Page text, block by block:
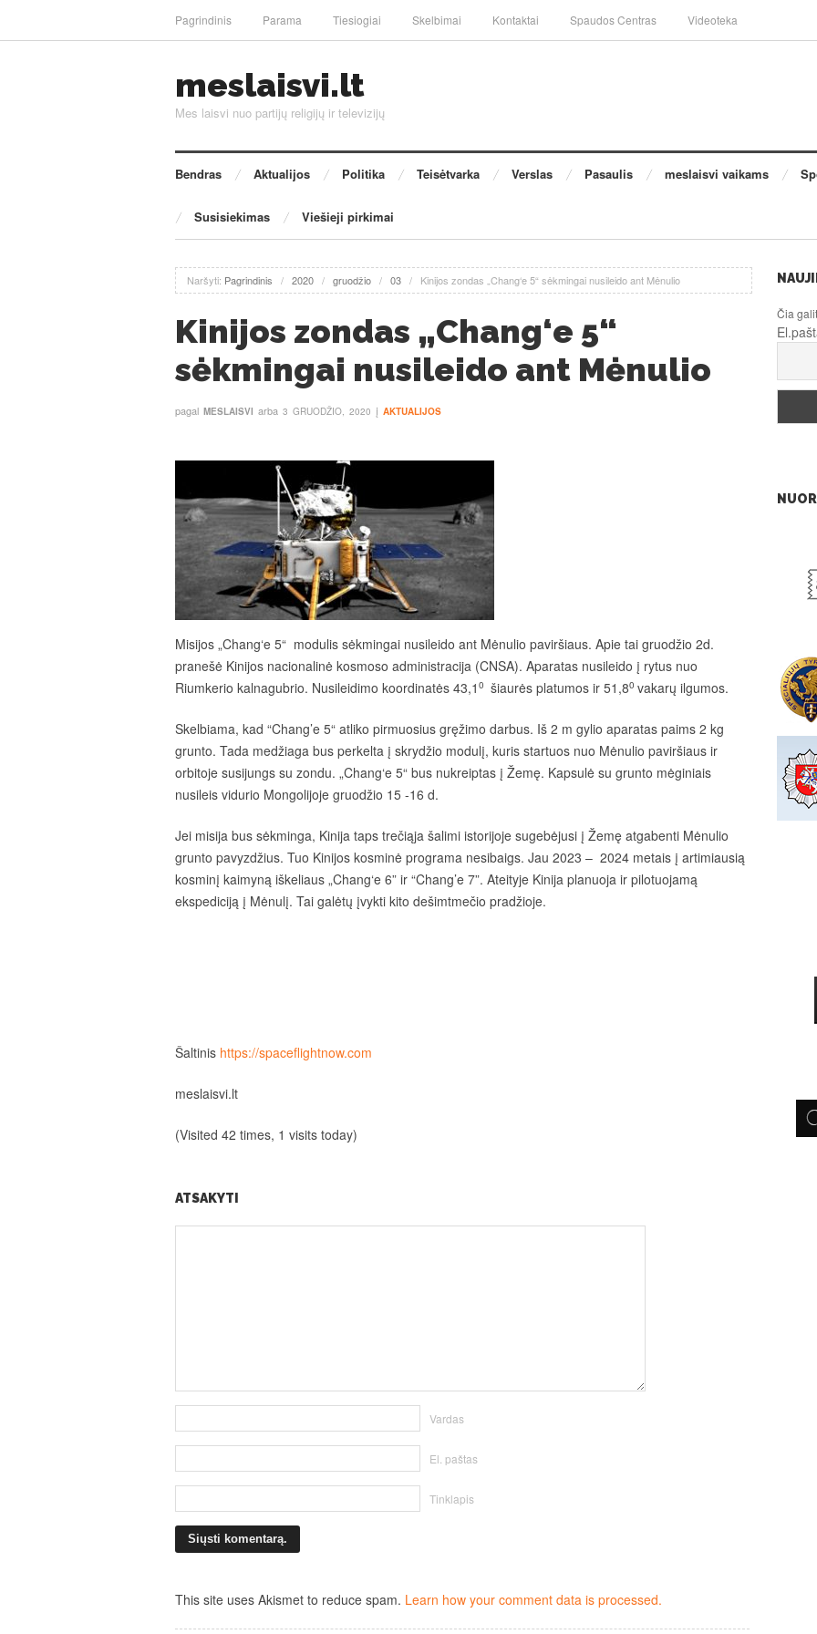
Pagrindinis Parama Tiesiogiai Skelbimai Kontaktai Spaudos Centras Videoteka
meslaisvi.lt
Mes laisvi nuo partijų religijų ir televizijų
Bendras Aktualijos Politika Teisėtvarka Verslas Pasaulis meslaisvi vaikams
Susisiekimas Viešieji pirkimai
Naršyti: Pagrindinis / 2020 / gruodžio / 03 / Kinijos zondas „Chang‘e 5“ sėkmingai nusileido ant Mėnulio
Kinijos zondas „Chang‘e 5“
sėkmingai nusileido ant Mėnulio
pagal MESLAISVI arba 3 GRUODŽIO, 2020 į AKTUALIJOS
Misijos „Chang‘e 5“ modulis sėkmingai nusileido ant Mėnulio paviršiaus. Apie tai gruodžio 2d.
pranešė Kinijos nacionalinė kosmoso administracija (CNSA). Aparatas nusileido į rytus nuo
Riumkerio kalnagubrio. Nusileidimo koordinatės 43,1 0 šiaurės platumos ir 51,80 vakarų ilgumos.
Skelbiama, kad “Chang’e 5“ atliko pirmuosius gręžimo darbus. Iš 2 m gylio aparatas paims 2 kg
grunto. Tada medžiaga bus perkelta į skrydžio modulį, kuris startuos nuo Mėnulio paviršiaus ir
orbitoje susijungs su zondu. „Chang‘e 5“ bus nukreiptas į Žemę. Kapsulė su grunto mėginiais
nusileis vidurio Mongolijoje gruodžio 15 -16 d.
Jei misija bus sėkminga, Kinija taps trečiąja šalimi istorijoje sugebėjusi į Žemę atgabenti Mėnulio
grunto pavyzdžius. Tuo Kinijos kosminė programa nesibaigs. Jau 2023 – 2024 metais į artimiausią
kosminį kaimyną iškeliaus „Chang‘e 6” ir “Chang’e 7”. Ateityje Kinija planuoja ir pilotuojamą
ekspediciją į Mėnulį. Tai galėtų įvykti kito dešimtmečio pradžioje.
Šaltinis https://spaceflightnow.com
meslaisvi.lt
(Visited 42 times, 1 visits today)
ATSAKYTI
Vardas
El. paštas
Tinklapis
This site uses Akismet to reduce spam. Learn how your comment data is processed.
Čia